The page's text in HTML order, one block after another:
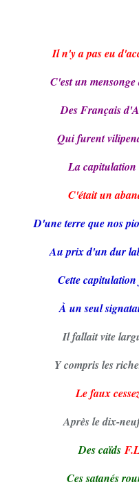
Il n'y a pas eu
C'est un
Des Français
Qui furent
La capitulation
C'était un
D'une terre que nos
Au prix d'un dur
Cette
À un seul
Il fallait vite
Y compris les
Le faux
Après le dix-
Des caïds
Ces satanés